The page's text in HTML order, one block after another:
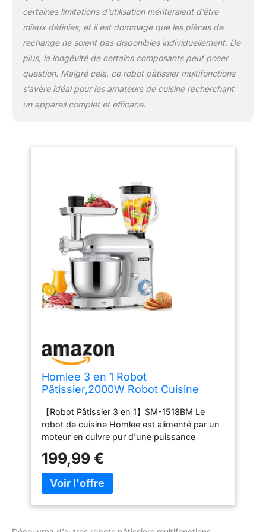
Vente】Nos robot patissier ont obtenu les
certificats CE, GS et LFGB. Si vous
rencontrez des problèmes lors de l'utilisation
du mixeur,veuillez nous contacter
immédiatement. La satisfaction du client est
certaines limitations d’utilisation mériteraient d’être
mieux définies, et il est dommage que les pièces de
rechange ne soient pas disponibles individuellement. De
plus, la longévité de certains composants peut poser
question. Malgré cela, ce robot pâtissier multifonctions
s’avère idéal pour les amateurs de cuisine recherchant
un appareil complet et efficace.
Homlee 3 en 1 Robot
Pâtissier,2000W Robot Cuisine
Viande,1,5L Mixeur,Ensemble de
légumes,Accessoires pour
Saucisses,5.5L Bol
Mélangeur,Fouet,Crochet
Pétrisseur,Batteur
【Robot Pâtissier 3 en 1】SM-1518BM Le
robot de cuisine Homlee est alimenté par un
moteur en cuivre pur d'une puissance
multifonctionnel avec tranchage,
déchiquetage, accessoire hachoir à viande et
presse-agrumes en verre de 1,5L peut être
199,99 €